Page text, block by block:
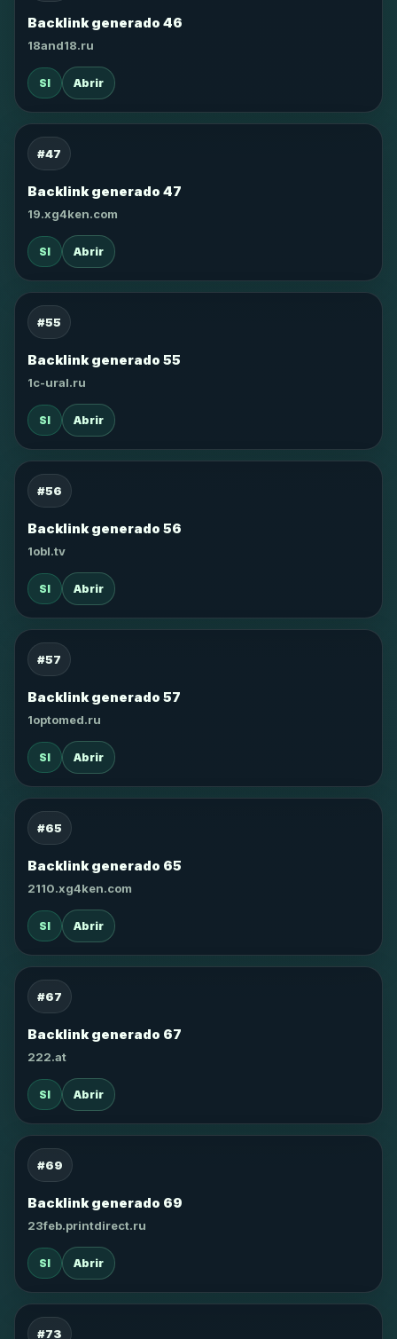
Backlink generado 46
18and18.ru
SI Abrir
#47
Backlink generado 47
19.xg4ken.com
SI Abrir
#55
Backlink generado 55
1c-ural.ru
SI Abrir
#56
Backlink generado 56
1obl.tv
SI Abrir
#57
Backlink generado 57
1optomed.ru
SI Abrir
#65
Backlink generado 65
2110.xg4ken.com
SI Abrir
#67
Backlink generado 67
222.at
SI Abrir
#69
Backlink generado 69
23feb.printdirect.ru
SI Abrir
#73